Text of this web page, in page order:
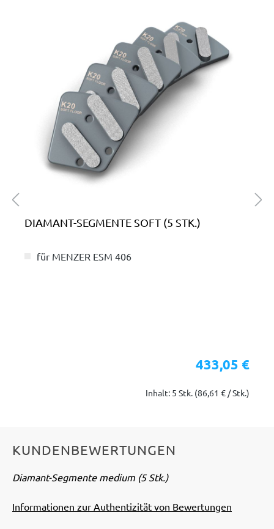
DIAMANT-SEGMENTE SOFT (5 STK.)
für MENZER ESM 406
433,05 €
Inhalt: 5 Stk. (86,61 € / Stk.)
KUNDENBEWERTUNGEN
Diamant-Segmente medium (5 Stk.)
Informationen zur Authentizität von Bewertungen